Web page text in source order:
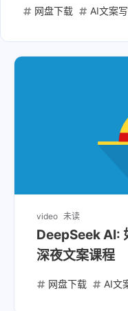
网盘下载 AI文案
video 未读
DeepSeek AI:
深夜文案课程
网盘下载 AI文